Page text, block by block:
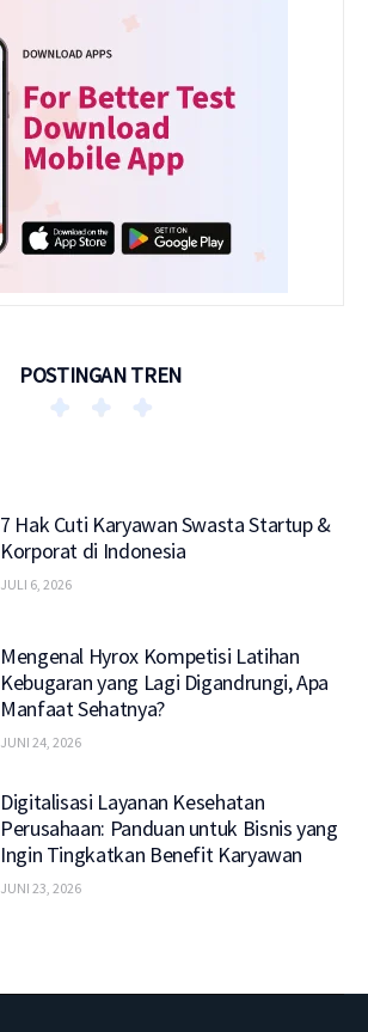
POSTINGAN TREN
7 Hak Cuti Karyawan Swasta Startup &
Korporat di Indonesia
JULI 6, 2026
Mengenal Hyrox Kompetisi Latihan
Kebugaran yang Lagi Digandrungi, Apa
Manfaat Sehatnya?
JUNI 24, 2026
Digitalisasi Layanan Kesehatan
Perusahaan: Panduan untuk Bisnis yang
Ingin Tingkatkan Benefit Karyawan
JUNI 23, 2026